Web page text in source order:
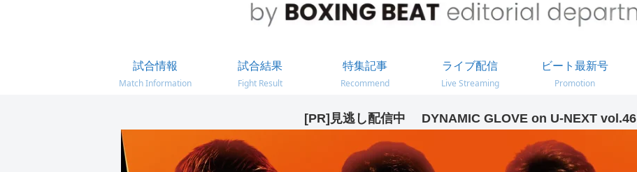
試合情報
Match Information
試合結果
Fight Result
特集記事
Recommend
ライブ配信
Live Streaming
ビート最新号
Promotion
[PR]見逃し配信中 DYNAMIC GLOVE on U-NEXT vol.46